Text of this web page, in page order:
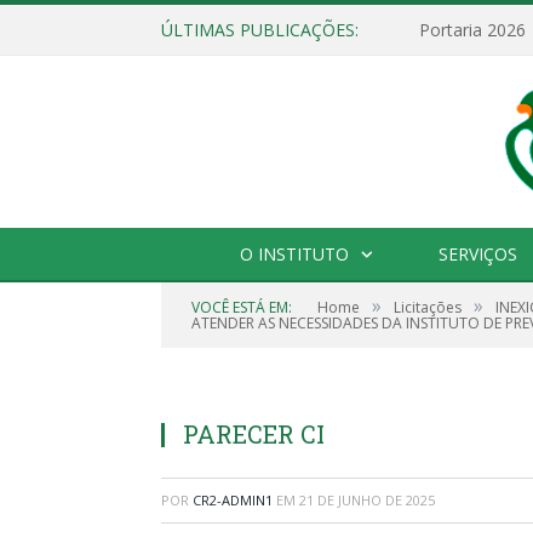
ÚLTIMAS PUBLICAÇÕES: Portaria 2026
O INSTITUTO SERVIÇOS
VOCÊ ESTÁ EM: Home » Licitações »
ATENDER AS NECESSIDADES DA INSTITUTO DE
PARECER CI
POR CR2-ADMIN1 EM 21 DE JUNHO DE 2025